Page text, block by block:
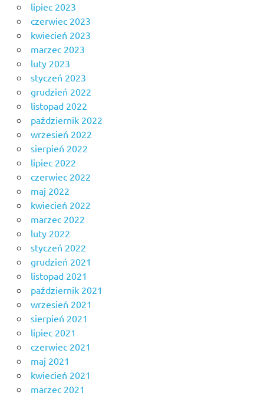
lipiec 2023
czerwiec 2023
kwiecień 2023
marzec 2023
luty 2023
styczeń 2023
grudzień 2022
listopad 2022
październik 2022
wrzesień 2022
sierpień 2022
lipiec 2022
czerwiec 2022
maj 2022
kwiecień 2022
marzec 2022
luty 2022
styczeń 2022
grudzień 2021
listopad 2021
październik 2021
wrzesień 2021
sierpień 2021
lipiec 2021
czerwiec 2021
maj 2021
kwiecień 2021
marzec 2021